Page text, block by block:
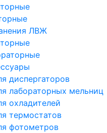
ЛВЖ
диспергаторов
лабораторных мельниц
охладителей
термостатов
фотометров